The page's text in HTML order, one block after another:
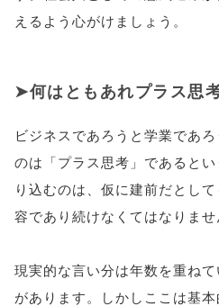
えるよう心がけましょう。
何はともあれプラス思
ビジネスであろうと学業であ
のは「プラス思考」であると
り込むのは、仮に建前だとし
容であり続けなくてはなりませ
現実的な言い分は年数を重ね
があります。しかしここは基